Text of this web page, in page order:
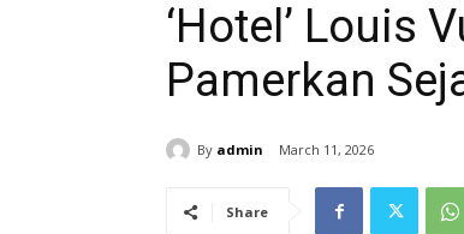
‘Hotel’ Louis
Pamerkan
By admin March 11, 2026
Share